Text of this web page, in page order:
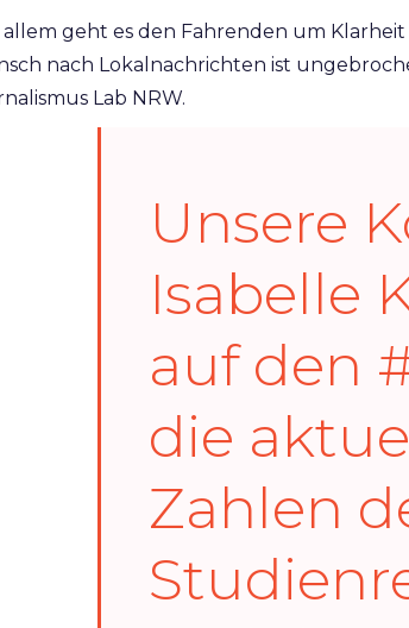
allem geht es den Fahrenden um
nach Lokalnachrichten ist
Lab NRW.
Unsere
Isabelle
auf den
die
Zahlen